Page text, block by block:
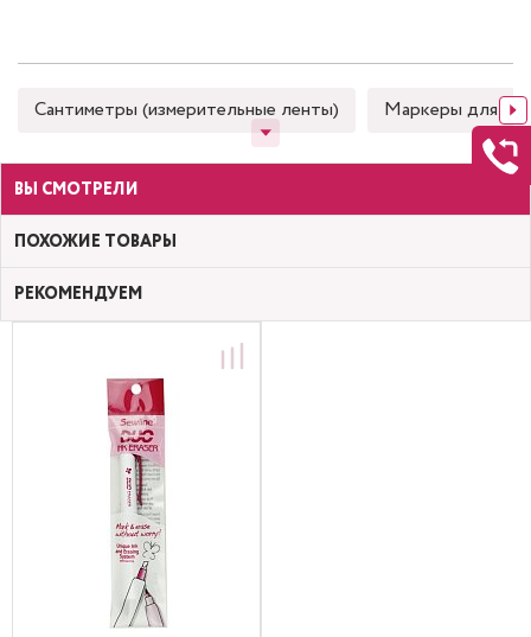
Сантиметры (измерительные ленты) Маркеры для
ВЫ СМОТРЕЛИ
ПОХОЖИЕ ТОВАРЫ
РЕКОМЕНДУЕМ